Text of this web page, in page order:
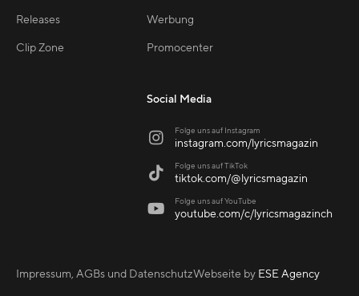
Releases
Clip Zone
Werbung
Promocenter
Social Media
 Folge uns auf Instagram
instagram.com/lyricsmagazin
 Folge uns auf TikTok
tiktok.com/@lyricsmagazin
 Folge uns auf YouTube
youtube.com/c/lyricsmagazinch
Impressum, AGBs und DatenschutzWebseite by ESE Agency